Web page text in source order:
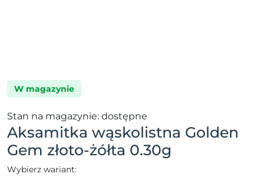
W magazynie
Stan na magazynie: dostępne
Aksamitka wąskolistna Golden
Gem złoto-żółta 0.30g
Wybierz wariant: